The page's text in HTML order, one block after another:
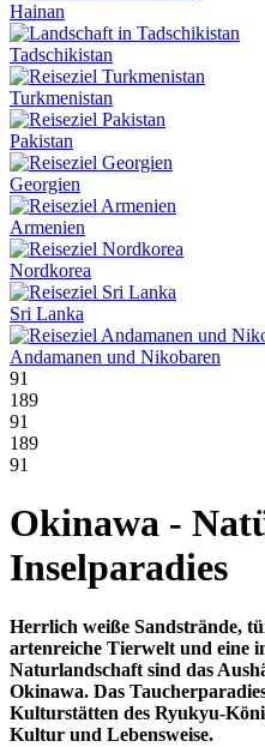
Hainan
Tadschikistan
Turkmenistan
Pakistan
Georgien
Armenien
Nordkorea
Sri Lanka
Andamanen und Nikobaren
91
189
91
189
91
Okinawa -
Inselparadies
Herrlich weiße Sandstrände,
artenreiche Tierwelt und eine
Naturlandschaft sind das
Okinawa. Das
Kulturstätten des Ryukyu-
Kultur und Lebensweise.